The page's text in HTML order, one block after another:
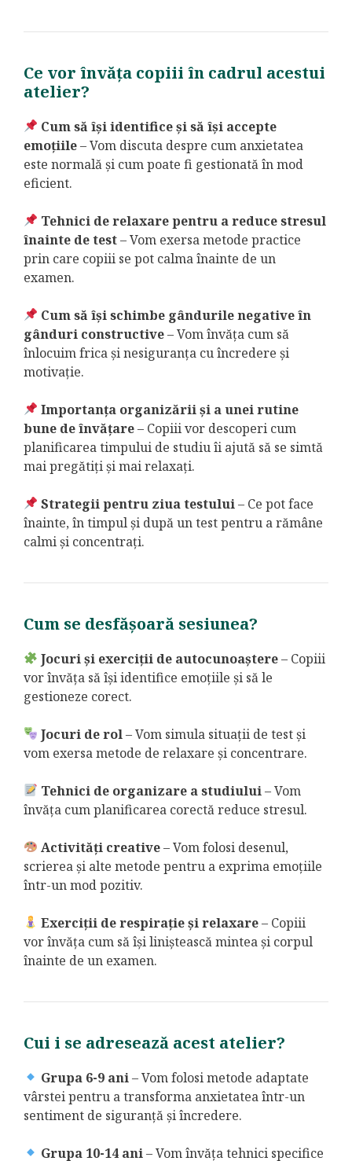
Ce vor învăța copiii în cadrul acestui
atelier?
Cum să își identifice și să își accepte
emoțiile– Vom discuta despre cum anxietatea
este normală și cum poate fi gestionată în mod
eficient.
Tehnici de relaxare pentru a reduce stresul
înainte de test– Vom exersa metode practice
prin care copiii se pot calma înainte de un
examen.
Cum să își schimbe gândurile negative în
gânduri constructive– Vom învăța cum să
înlocuim frica și nesiguranța cu încredere și
motivație.
Importanța organizării și a unei rutine
bune de învățare– Copiii vor descoperi cum
planificarea timpului de studiu îi ajută să se simtă
mai pregătiți și mai relaxați.
Strategii pentru ziua testului– Ce pot face
înainte, în timpul și după un test pentru a rămâne
calmi și concentrați.
Cum se desfășoară sesiunea?
Jocuri și exerciții de autocunoaștere– Copiii
vor învăța să își identifice emoțiile și să le
gestioneze corect.
Jocuri de rol– Vom simula situații de test și
vom exersa metode de relaxare și concentrare.
Tehnici de organizare a studiului– Vom
învăța cum planificarea corectă reduce stresul.
Activități creative– Vom folosi desenul,
scrierea și alte metode pentru a exprima emoțiile
într-un mod pozitiv.
Exerciții de respirație și relaxare– Copiii
vor învăța cum să își liniștească mintea și corpul
înainte de un examen.
Cui i se adresează acest atelier?
Grupa 6-9 ani– Vom folosi metode adaptate
vârstei pentru a transforma anxietatea într-un
sentiment de siguranță și încredere.
Grupa 10-14 ani– Vom învăța tehnici specifice